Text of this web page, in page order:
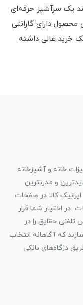
یک سرآشپز حرفه‌ای
محصول دارای گارانتی
خرید عالی داشته
خانه و آشپزخانه
و مدرنترین
کالا در صفحات
اختیار شما قرار
حقایق را در
که آگاهانه انتخاب
درگاه‌های بانکی